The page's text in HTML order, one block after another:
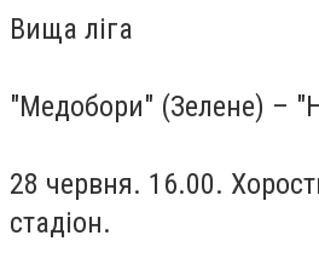
Вища ліга
"Медобори" (Зелене) –
28 червня. 16.00.
стадіон.